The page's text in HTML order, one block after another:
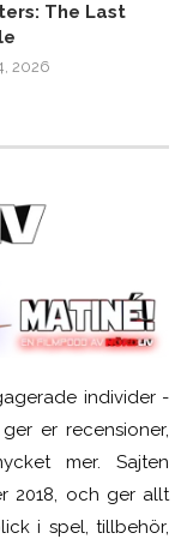
The Last
2026
individer -
er recensioner,
mer. Sajten
2018, och ger allt
i spel, tillbehör,